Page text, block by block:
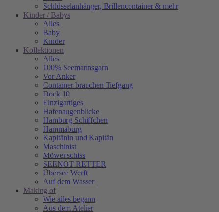
Schlüsselanhänger, Brillencontainer & mehr
Kinder / Babys
Alles
Baby
Kinder
Kollektionen
Alles
100% Seemannsgarn
Vor Anker
Container brauchen Tiefgang
Dock 10
Einzigartiges
Hafenaugen­blicke
Hamburg Schiffchen
Hammaburg
Kapitänin und Kapitän
Maschinist
Möwenschiss
SEENOT RETTER
Übersee Werft
Auf dem Wasser
Making of
Wie alles begann
Aus dem Atelier